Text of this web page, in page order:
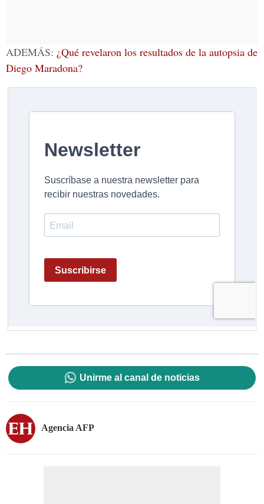
ADEMÁS: ¿Qué revelaron los resultados de la autopsia de
Diego Maradona?
Unirme al canal de noticias
Agencia AFP